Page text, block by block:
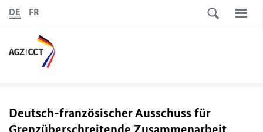
DE FR
Deutsch-französischer Ausschuss für